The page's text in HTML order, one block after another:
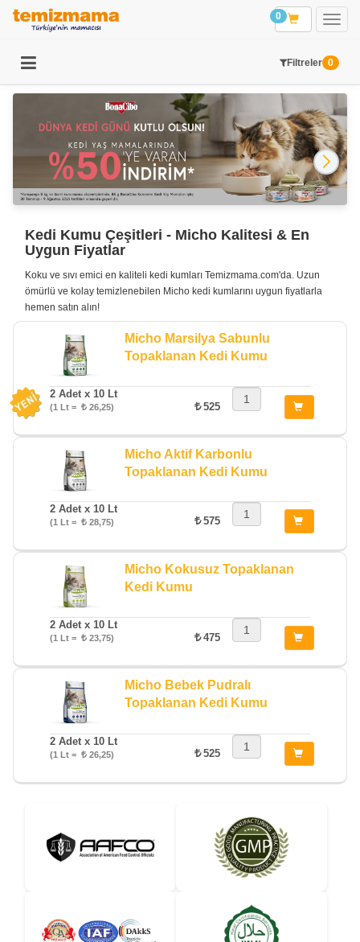
0
Filtreler 0
Kedi Kumu Çeşitleri - Micho Kalitesi & En
Uygun Fiyatlar
Koku ve sıvı emici en kaliteli kedi kumları Temizmama.com'da. Uzun
ömürlü ve kolay temizlenebilen Micho kedi kumlarını uygun fiyatlarla
hemen satın alın!
Micho Marsilya Sabunlu
Topaklanan Kedi Kumu
2 Adet x 10 Lt
(1 Lt = 26,25) 525
Micho Aktif Karbonlu
Topaklanan Kedi Kumu
2 Adet x 10 Lt
(1 Lt = 28,75) 575
Micho Kokusuz Topaklanan
Kedi Kumu
2 Adet x 10 Lt
(1 Lt = 23,75) 475
Micho Bebek Pudralı
Topaklanan Kedi Kumu
2 Adet x 10 Lt
(1 Lt = 26,25) 525